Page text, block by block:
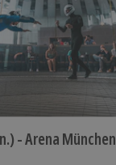
- Arena München